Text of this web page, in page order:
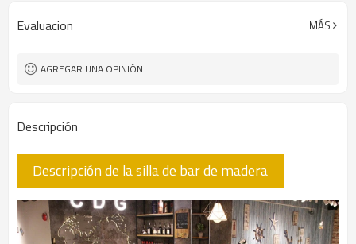
Evaluacion MÁS
AGREGAR UNA OPINIÓN
Descripción
Descripción de la silla de bar de madera